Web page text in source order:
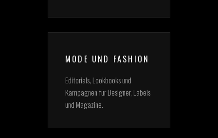
MODE UND FASHION
Editorials, Lookbooks und
Kampagnen für Designer, Labels
und Magazine.